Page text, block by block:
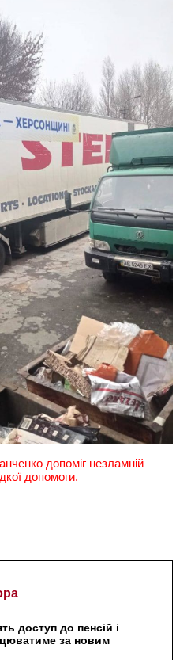
доступ до пенсій і
за новим
допоміг незламній
допомоги.